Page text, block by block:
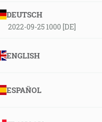
DEUTSCH
2022-09-25 1000 [DE]
ENGLISH
ESPAÑOL